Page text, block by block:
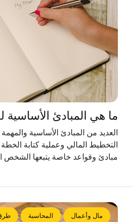
ما هي المبادئ الأساسية
العديد من المبادئ الأساسية
التخطيط المالي وعملية كتابة الخطة
مبادئ وقواعد خاصة يتبعها الشخص
مال وأعمال المحاسبة طرق